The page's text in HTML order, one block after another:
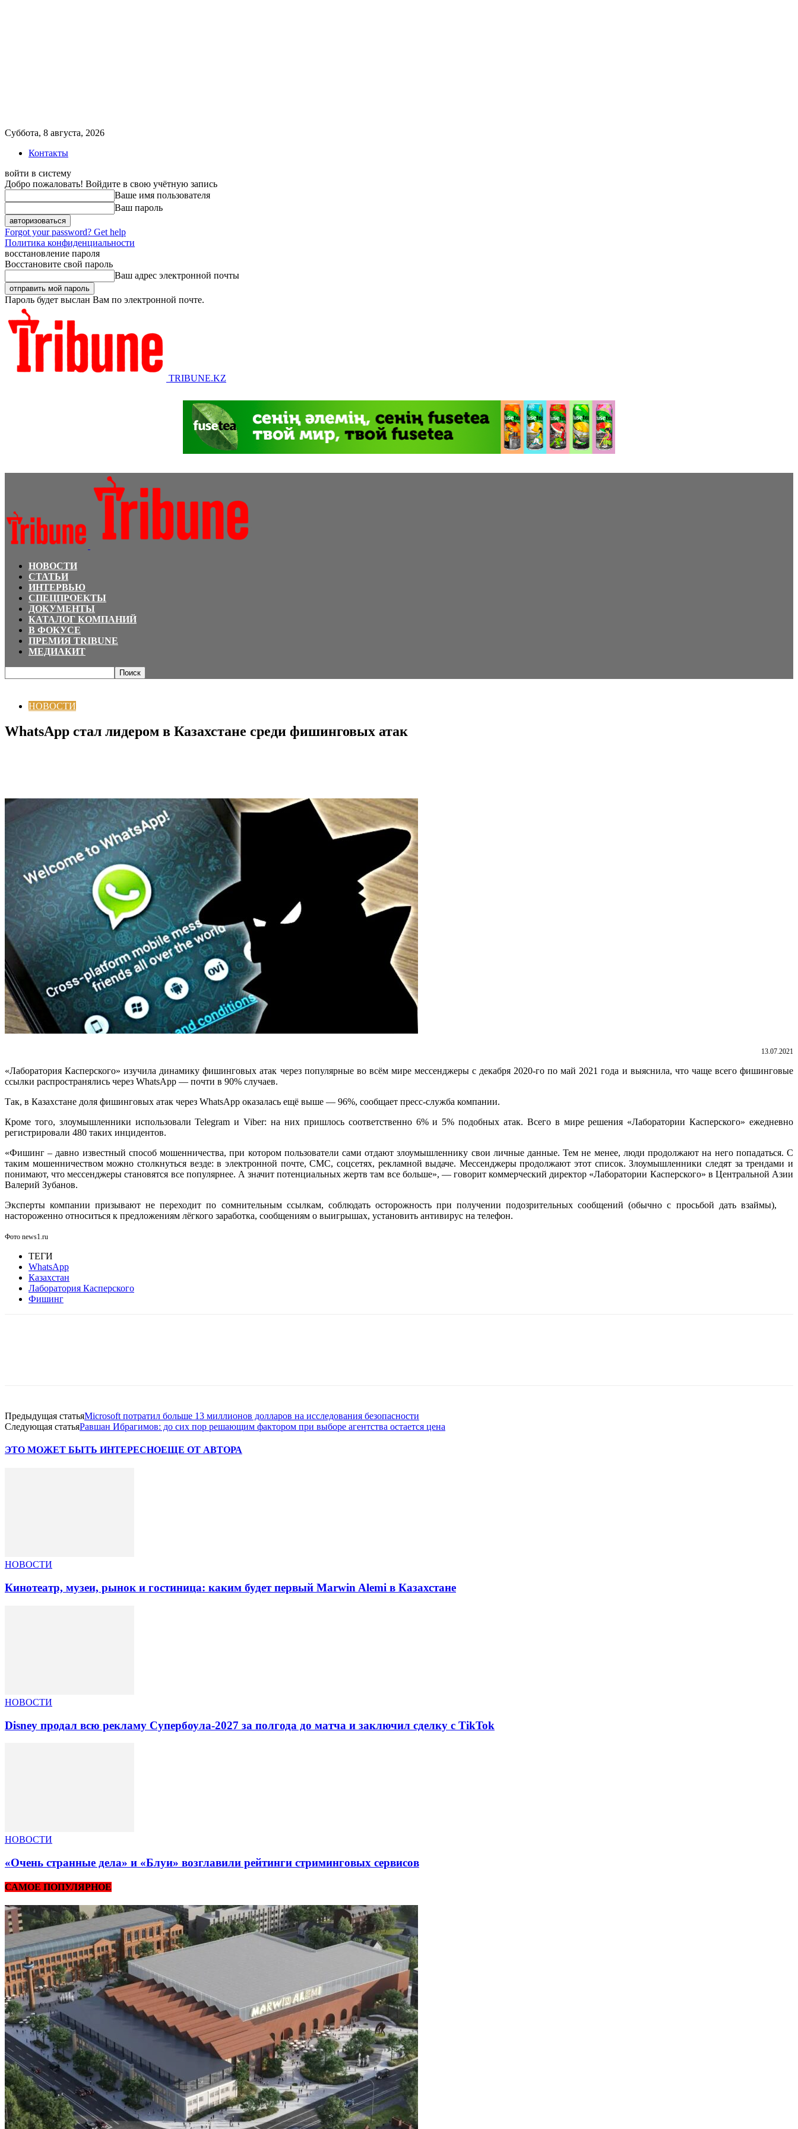
Суббота, 8 августа, 2026
Контакты
войти в систему
Добро пожаловать! Войдите в свою учётную запись
Ваше имя пользователя
Ваш пароль
Forgot your password? Get help
Политика конфиденциальности
восстановление пароля
Восстановите свой пароль
Ваш адрес электронной почты
Пароль будет выслан Вам по электронной почте.
TRIBUNE.KZ
НОВОСТИ
СТАТЬИ
ИНТЕРВЬЮ
СПЕЦПРОЕКТЫ
ДОКУМЕНТЫ
КАТАЛОГ КОМПАНИЙ
В ФОКУСЕ
ПРЕМИЯ TRIBUNE
МЕДИАКИТ
НОВОСТИ
WhatsApp стал лидером в Казахстане среди фишинговых атак
13.07.2021
«Лаборатория Касперского» изучила динамику фишинговых атак через популярные во всём мире мессенджеры с декабря 2020-го по май 2021 года и выяснила, что чаще всего фишинговые
ссылки распространялись через WhatsApp — почти в 90% случаев.
Так, в Казахстане доля фишинговых атак через WhatsApp оказалась ещё выше — 96%, сообщает пресс-служба компании.
Кроме того, злоумышленники использовали Telegram и Viber: на них пришлось соответственно 6% и 5% подобных атак. Всего в мире решения «Лаборатории Касперского» ежедневно
регистрировали 480 таких инцидентов.
«Фишинг – давно известный способ мошенничества, при котором пользователи сами отдают злоумышленнику свои личные данные. Тем не менее, люди продолжают на него попадаться. С
таким мошенничеством можно столкнуться везде: в электронной почте, СМС, соцсетях, рекламной выдаче. Мессенджеры продолжают этот список. Злоумышленники следят за трендами и
понимают, что мессенджеры становятся все популярнее. А значит потенциальных жертв там все больше», — говорит коммерческий директор «Лаборатории Касперского» в Центральной Азии
Валерий Зубанов.
Эксперты компании призывают не переходит по сомнительным ссылкам, соблюдать осторожность при получении подозрительных сообщений (обычно с просьбой дать взаймы),
настороженно относиться к предложениям лёгкого заработка, сообщениям о выигрышах, установить антивирус на телефон.
Фото news1.ru
ТЕГИ
WhatsApp
Казахстан
Лаборатория Касперского
Фишинг
Предыдущая статьяMicrosoft потратил больше 13 миллионов долларов на исследования безопасности
Следующая статьяРавшан Ибрагимов: до сих пор решающим фактором при выборе агентства остается цена
ЭТО МОЖЕТ БЫТЬ ИНТЕРЕСНОЕЩЕ ОТ АВТОРА
НОВОСТИ
Кинотеатр, музеи, рынок и гостиница: каким будет первый Marwin Alemi в Казахстане
НОВОСТИ
Disney продал всю рекламу Супербоула-2027 за полгода до матча и заключил сделку с TikTok
НОВОСТИ
«Очень странные дела» и «Блуи» возглавили рейтинги стриминговых сервисов
САМОЕ ПОПУЛЯРНОЕ